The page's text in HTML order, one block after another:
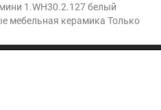
1.WH30.2.127 белый
мебельная керамика Только